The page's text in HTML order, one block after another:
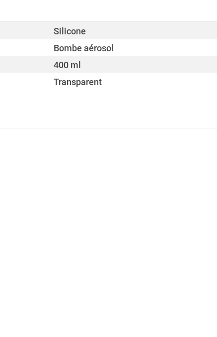
Silicone
Bombe aérosol
400 ml
Transparent